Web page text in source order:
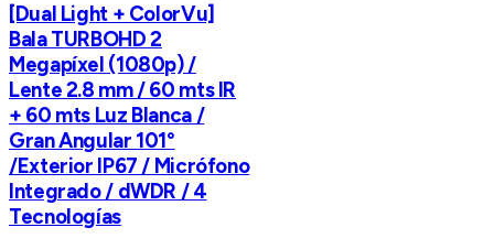
[Dual Light + ColorVu]
Bala TURBOHD 2
Megapíxel (1080p) /
Lente 2.8 mm / 60 mts IR
+ 60 mts Luz Blanca /
Gran Angular 101°
/Exterior IP67 / Micrófono
Integrado / dWDR / 4
Tecnologías